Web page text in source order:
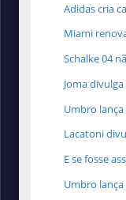
Adidas cria
Miami
Schalke 04
Joma
Umbro
Lacatoni
E se fosse
Umbro